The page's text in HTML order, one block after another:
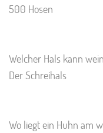
500 Hosen
Welcher Hals kann
Der Schreihals
Wo liegt ein Huhn am